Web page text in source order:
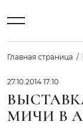
Главная страница
27.10.2014 17:10
МИЧИ В